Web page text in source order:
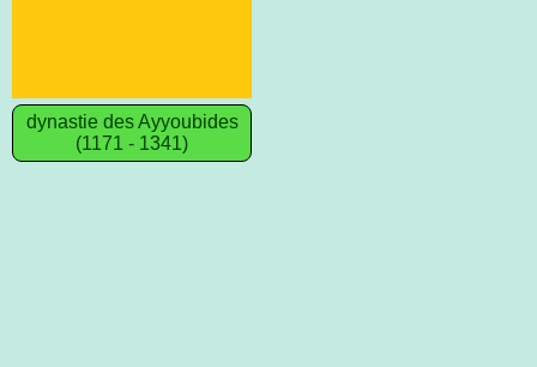
dynastie des Ayyoubides
(1171 - 1341)